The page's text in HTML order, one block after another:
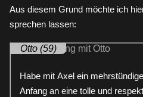
Aus diesem Grund möchte ich
sprechen lassen:
Otto (59)
Habe mit Axel ein
Anfang an eine tolle und